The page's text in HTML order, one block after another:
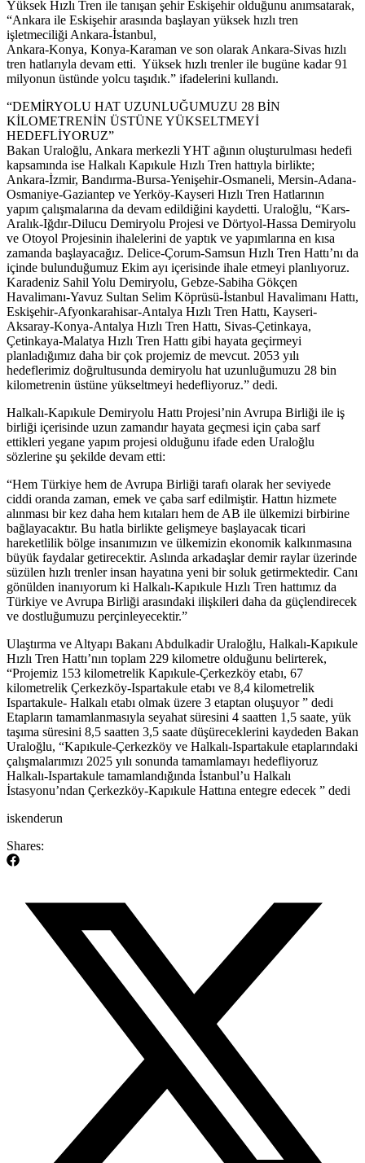
Yüksek Hızlı Tren ile tanışan şehir Eskişehir olduğunu anımsatarak,
“Ankara ile Eskişehir arasında başlayan yüksek hızlı tren
işletmeciliği Ankara-İstanbul,
Ankara-Konya, Konya-Karaman ve son olarak Ankara-Sivas hızlı
tren hatlarıyla devam etti. Yüksek hızlı trenler ile bugüne kadar 91
milyonun üstünde yolcu taşıdık.” ifadelerini kullandı.
“DEMİRYOLU HAT UZUNLUĞUMUZU 28 BİN
KİLOMETRENİN ÜSTÜNE YÜKSELTMEYİ
HEDEFLİYORUZ”
Bakan Uraloğlu, Ankara merkezli YHT ağının oluşturulması hedefi
kapsamında ise Halkalı Kapıkule Hızlı Tren hattıyla birlikte;
Ankara-İzmir, Bandırma-Bursa-Yenişehir-Osmaneli, Mersin-Adana-
Osmaniye-Gaziantep ve Yerköy-Kayseri Hızlı Tren Hatlarının
yapım çalışmalarına da devam edildiğini kaydetti. Uraloğlu, “Kars-
Aralık-Iğdır-Dilucu Demiryolu Projesi ve Dörtyol-Hassa Demiryolu
ve Otoyol Projesinin ihalelerini de yaptık ve yapımlarına en kısa
zamanda başlayacağız. Delice-Çorum-Samsun Hızlı Tren Hattı’nı da
içinde bulunduğumuz Ekim ayı içerisinde ihale etmeyi planlıyoruz.
Karadeniz Sahil Yolu Demiryolu, Gebze-Sabiha Gökçen
Havalimanı-Yavuz Sultan Selim Köprüsü-İstanbul Havalimanı Hattı,
Eskişehir-Afyonkarahisar-Antalya Hızlı Tren Hattı, Kayseri-
Aksaray-Konya-Antalya Hızlı Tren Hattı, Sivas-Çetinkaya,
Çetinkaya-Malatya Hızlı Tren Hattı gibi hayata geçirmeyi
planladığımız daha bir çok projemiz de mevcut. 2053 yılı
hedeflerimiz doğrultusunda demiryolu hat uzunluğumuzu 28 bin
kilometrenin üstüne yükseltmeyi hedefliyoruz.” dedi.
Halkalı-Kapıkule Demiryolu Hattı Projesi’nin Avrupa Birliği ile iş
birliği içerisinde uzun zamandır hayata geçmesi için çaba sarf
ettikleri yegane yapım projesi olduğunu ifade eden Uraloğlu
sözlerine şu şekilde devam etti:
“Hem Türkiye hem de Avrupa Birliği tarafı olarak her seviyede
ciddi oranda zaman, emek ve çaba sarf edilmiştir. Hattın hizmete
alınması bir kez daha hem kıtaları hem de AB ile ülkemizi birbirine
bağlayacaktır. Bu hatla birlikte gelişmeye başlayacak ticari
hareketlilik bölge insanımızın ve ülkemizin ekonomik kalkınmasına
büyük faydalar getirecektir. Aslında arkadaşlar demir raylar üzerinde
süzülen hızlı trenler insan hayatına yeni bir soluk getirmektedir. Canı
gönülden inanıyorum ki Halkalı-Kapıkule Hızlı Tren hattımız da
Türkiye ve Avrupa Birliği arasındaki ilişkileri daha da güçlendirecek
ve dostluğumuzu perçinleyecektir.”
​Ulaştırma ve Altyapı Bakanı Abdulkadir Uraloğlu, Halkalı-Kapıkule
Hızlı Tren Hattı’nın toplam 229 kilometre olduğunu belirterek,
“Projemiz 153 kilometrelik Kapıkule-Çerkezköy etabı, 67
kilometrelik Çerkezköy-Ispartakule etabı ve 8,4 kilometrelik
Ispartakule- Halkalı etabı olmak üzere 3 etaptan oluşuyor ” dedi
Etapların tamamlanmasıyla seyahat süresini 4 saatten 1,5 saate, yük
taşıma süresini 8,5 saatten 3,5 saate düşüreceklerini kaydeden Bakan
Uraloğlu, “Kapıkule-Çerkezköy ve Halkalı-Ispartakule etaplarındaki
çalışmalarımızı 2025 yılı sonunda tamamlamayı hedefliyoruz
Halkalı-Ispartakule tamamlandığında İstanbul’u Halkalı
İstasyonu’ndan Çerkezköy-Kapıkule Hattına entegre edecek ” dedi
​iskenderun
Shares: